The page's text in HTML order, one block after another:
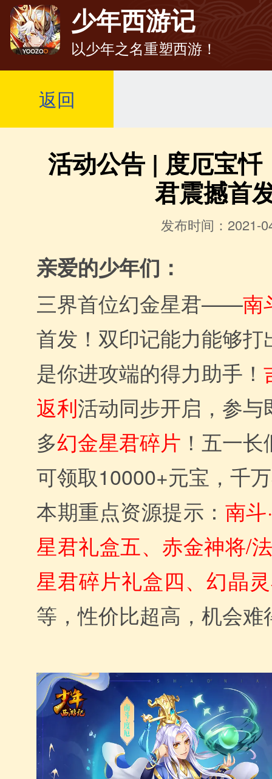
少年西游记
以少年之名重塑西游！
返回
活动公告 | 度厄宝忏
君震撼首
发布时间：2021-
亲爱的少年们：
三界首位幻金星君——南
首发！双印记能力能够
是你进攻端的得力助手！
返利活动同步开启，参
多幻金星君碎片 ！五一
可领取10000+元宝，千
本期重点资源提示： 南
星君礼盒五、赤金神将/
星君碎片礼盒四、幻晶
等，性价比超高，机会